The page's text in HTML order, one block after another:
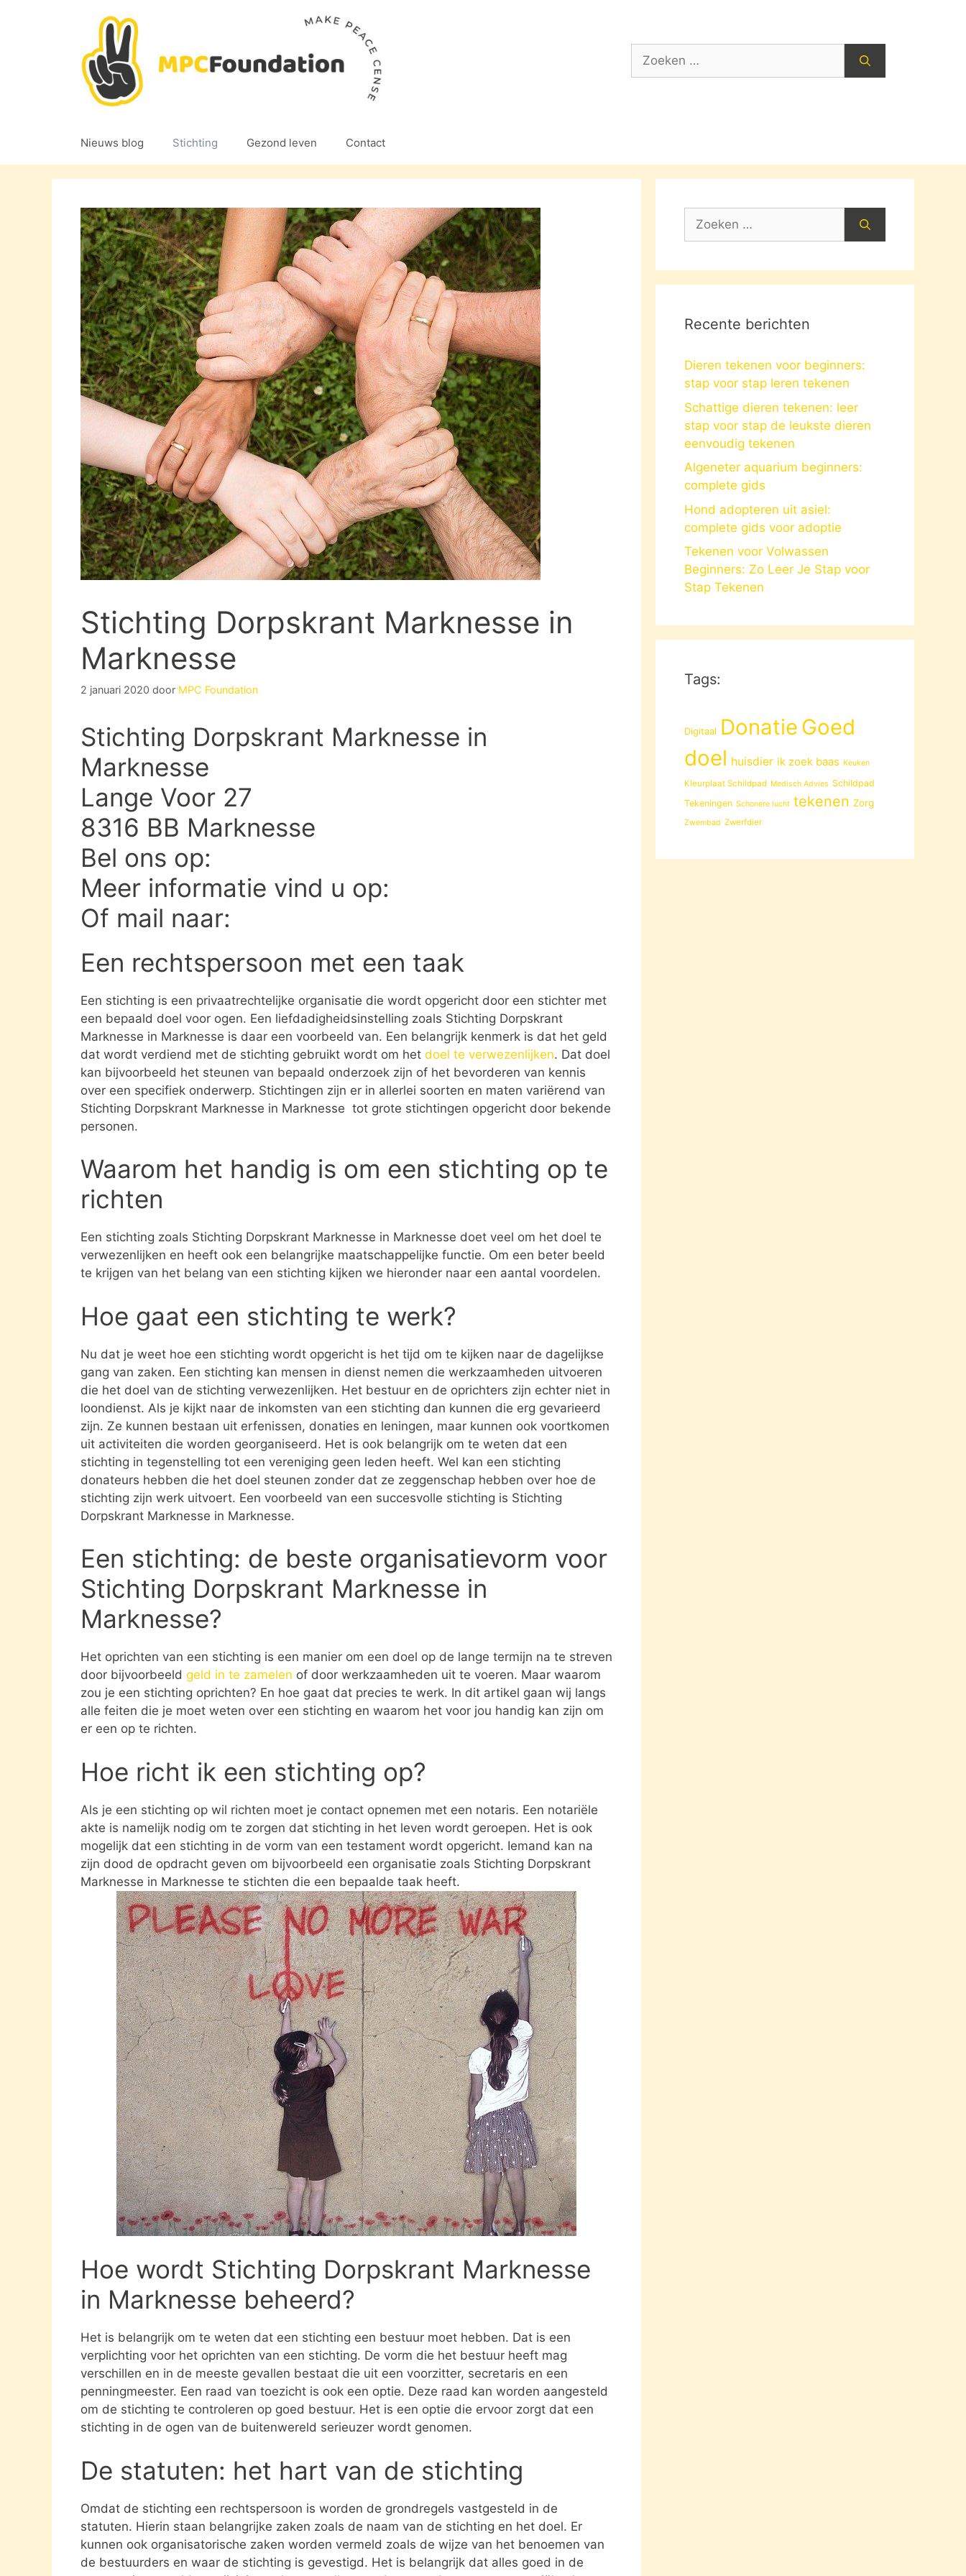
Zoek
Nieuws blog Stichting Gezond leven Contact
Stichting Dorpskrant Marknesse in
Marknesse
2 januari 2020 door MPC Foundation
Stichting Dorpskrant Marknesse in
Marknesse
Lange Voor 27
8316 BB Marknesse
Bel ons op:
Meer informatie vind u op:
Of mail naar:
Een rechtspersoon met een taak
Een stichting is een privaatrechtelijke organisatie die wordt opgericht door een stichter met
een bepaald doel voor ogen. Een liefdadigheidsinstelling zoals Stichting Dorpskrant
Marknesse in Marknesse is daar een voorbeeld van. Een belangrijk kenmerk is dat het geld
dat wordt verdiend met de stichting gebruikt wordt om het doel te verwezenlijken. Dat doel
kan bijvoorbeeld het steunen van bepaald onderzoek zijn of het bevorderen van kennis
over een specifiek onderwerp. Stichtingen zijn er in allerlei soorten en maten variërend van
Stichting Dorpskrant Marknesse in Marknesse tot grote stichtingen opgericht door bekende
personen.
Waarom het handig is om een stichting op te
richten
Een stichting zoals Stichting Dorpskrant Marknesse in Marknesse doet veel om het doel te
verwezenlijken en heeft ook een belangrijke maatschappelijke functie. Om een beter beeld
te krijgen van het belang van een stichting kijken we hieronder naar een aantal voordelen.
Hoe gaat een stichting te werk?
Nu dat je weet hoe een stichting wordt opgericht is het tijd om te kijken naar de dagelijkse
gang van zaken. Een stichting kan mensen in dienst nemen die werkzaamheden uitvoeren
die het doel van de stichting verwezenlijken. Het bestuur en de oprichters zijn echter niet in
loondienst. Als je kijkt naar de inkomsten van een stichting dan kunnen die erg gevarieerd
zijn. Ze kunnen bestaan uit erfenissen, donaties en leningen, maar kunnen ook voortkomen
uit activiteiten die worden georganiseerd. Het is ook belangrijk om te weten dat een
stichting in tegenstelling tot een vereniging geen leden heeft. Wel kan een stichting
donateurs hebben die het doel steunen zonder dat ze zeggenschap hebben over hoe de
stichting zijn werk uitvoert. Een voorbeeld van een succesvolle stichting is Stichting
Dorpskrant Marknesse in Marknesse.
Een stichting: de beste organisatievorm voor
Stichting Dorpskrant Marknesse in
Marknesse?
Het oprichten van een stichting is een manier om een doel op de lange termijn na te streven
door bijvoorbeeld geld in te zamelen of door werkzaamheden uit te voeren. Maar waarom
zou je een stichting oprichten? En hoe gaat dat precies te werk. In dit artikel gaan wij langs
alle feiten die je moet weten over een stichting en waarom het voor jou handig kan zijn om
er een op te richten.
Hoe richt ik een stichting op?
Als je een stichting op wil richten moet je contact opnemen met een notaris. Een notariële
akte is namelijk nodig om te zorgen dat stichting in het leven wordt geroepen. Het is ook
mogelijk dat een stichting in de vorm van een testament wordt opgericht. Iemand kan na
zijn dood de opdracht geven om bijvoorbeeld een organisatie zoals Stichting Dorpskrant
Marknesse in Marknesse te stichten die een bepaalde taak heeft.
Hoe wordt Stichting Dorpskrant Marknesse
in Marknesse beheerd?
Het is belangrijk om te weten dat een stichting een bestuur moet hebben. Dat is een
verplichting voor het oprichten van een stichting. De vorm die het bestuur heeft mag
verschillen en in de meeste gevallen bestaat die uit een voorzitter, secretaris en een
penningmeester. Een raad van toezicht is ook een optie. Deze raad kan worden aangesteld
om de stichting te controleren op goed bestuur. Het is een optie die ervoor zorgt dat een
stichting in de ogen van de buitenwereld serieuzer wordt genomen.
De statuten: het hart van de stichting
Omdat de stichting een rechtspersoon is worden de grondregels vastgesteld in de
statuten. Hierin staan belangrijke zaken zoals de naam van de stichting en het doel. Er
kunnen ook organisatorische zaken worden vermeld zoals de wijze van het benoemen van
de bestuurders en waar de stichting is gevestigd. Het is belangrijk dat alles goed in de
Zoek
Recente berichten
Dieren tekenen voor beginners:
stap voor stap leren tekenen
Schattige dieren tekenen: leer
stap voor stap de leukste dieren
eenvoudig tekenen
Algeneter aquarium beginners:
complete gids
Hond adopteren uit asiel:
complete gids voor adoptie
Tekenen voor Volwassen
Beginners: Zo Leer Je Stap voor
Stap Tekenen
Tags:
Digitaal Donatie Goed
doel huisdier ik zoek baas Keuken
Kleurplaat Schildpad Medisch Advies Schildpad
Tekeningen Schonere lucht tekenen Zorg
Zwembad Zwerfdier